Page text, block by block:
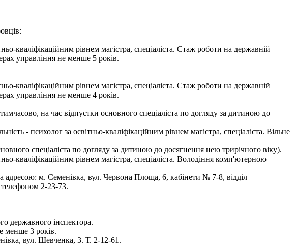
кваліфікаційним рівнем магістра, спеціаліста. Стаж роботи на державній
управління не менше 5 років.
кваліфікаційним рівнем магістра, спеціаліста. Стаж роботи на державній
управління не менше 4 років.
на час відпустки основного спеціаліста по догляду за дитиною до
- психолог за освітньо-кваліфікаційним рівнем магістра, спеціаліста. Вільне
спеціаліста по догляду за дитиною до досягнення нею трирічного віку).
кваліфікаційним рівнем магістра, спеціаліста. Володіння комп'ютерною
м. Семенівка, вул. Червона Площа, 6, кабінети № 7-8, відділ
телефоном 2-23-73.
державного інспектора.
менше 3 років.
вул. Шевченка, 3. Т. 2-12-61.